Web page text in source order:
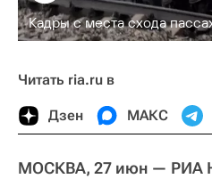
Кадры с места схода
Читать ria.ru в
Дзен МАКС
МОСКВА, 27 июн — РИА